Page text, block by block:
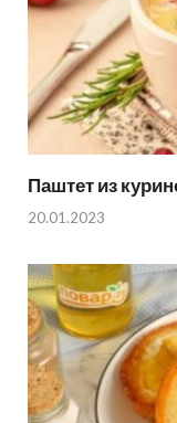
Паштет из
20.01.2023